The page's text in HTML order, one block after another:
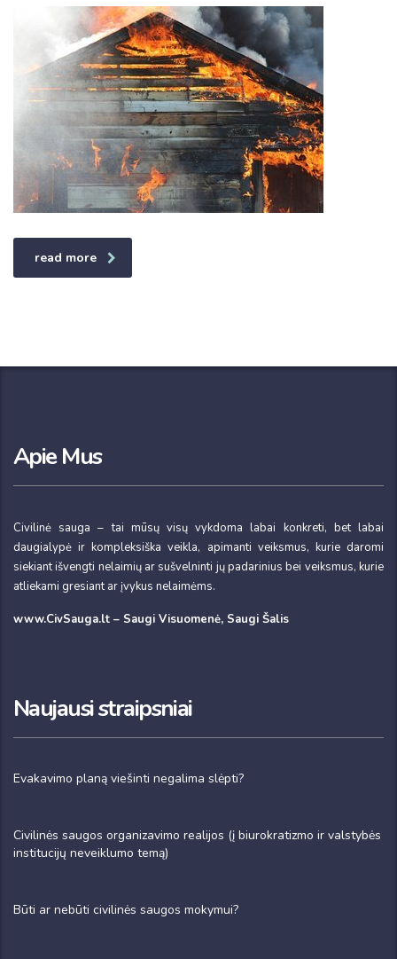
read more
Apie Mus
Civilinė sauga – tai mūsų visų vykdoma labai konkreti, bet labai
daugialypė ir kompleksiška veikla, apimanti veiksmus, kurie daromi
siekiant išvengti nelaimių ar sušvelninti jų padarinius bei veiksmus, kurie
atliekami gresiant ar įvykus nelaimėms.
www.CivSauga.lt – Saugi Visuomenė, Saugi Šalis
Naujausi straipsniai
Evakavimo planą viešinti negalima slėpti?
Civilinės saugos organizavimo realijos (į biurokratizmo ir valstybės
institucijų neveiklumo temą)
Būti ar nebūti civilinės saugos mokymui?